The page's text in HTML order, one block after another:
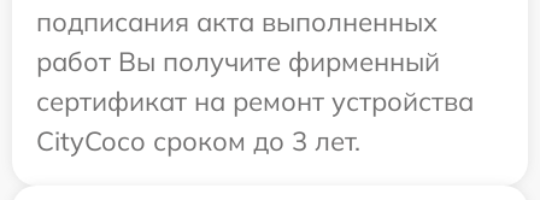
подписания акта выполненных
работ Вы получите фирменный
сертификат на ремонт устройства
CityCoco сроком до 3 лет.